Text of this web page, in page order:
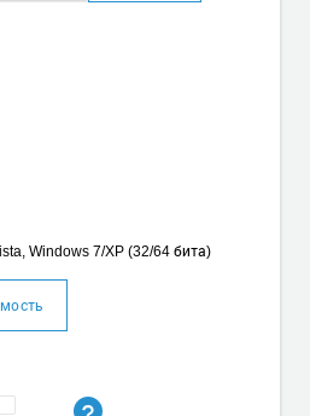
Windows 7/XP (32/64 бита)